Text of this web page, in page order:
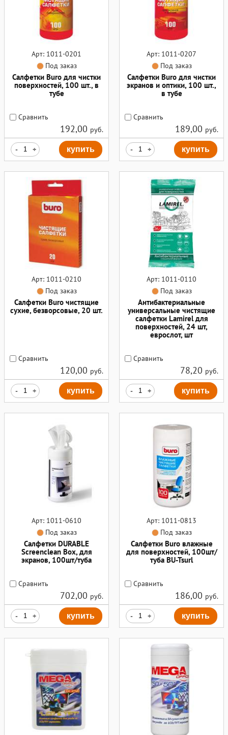
Арт: 1011-0201
Под заказ
Салфетки Buro для чистки
поверхностей, 100 шт., в
тубе
Сравнить
192,00 руб.
- + купить
Арт: 1011-0207
Под заказ
Салфетки Buro для чистки
экранов и оптики, 100 шт.,
в тубе
Сравнить
189,00 руб.
- + купить
Арт: 1011-0210
Под заказ
Салфетки Buro чистящие
сухие, безворсовые, 20 шт.
Сравнить
120,00 руб.
- + купить
Арт: 1011-0110
Под заказ
Антибактериальные
универсальные чистящие
салфетки Lamirel для
поверхностей, 24 шт,
еврослот, шт
Сравнить
78,20 руб.
- + купить
Арт: 1011-0610
Под заказ
Салфетки DURABLE
Screenclean Box, для
экранов, 100шт/туба
Сравнить
702,00 руб.
- + купить
Арт: 1011-0813
Под заказ
Салфетки Buro влажные
для поверхностей, 100шт/
туба BU-Tsurl
Сравнить
186,00 руб.
- + купить